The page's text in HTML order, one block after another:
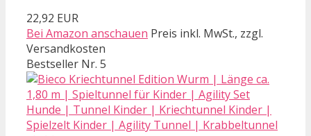
22,92 EUR
Bei Amazon anschauen Preis inkl. MwSt., zzgl.
Versandkosten
Bestseller Nr. 5